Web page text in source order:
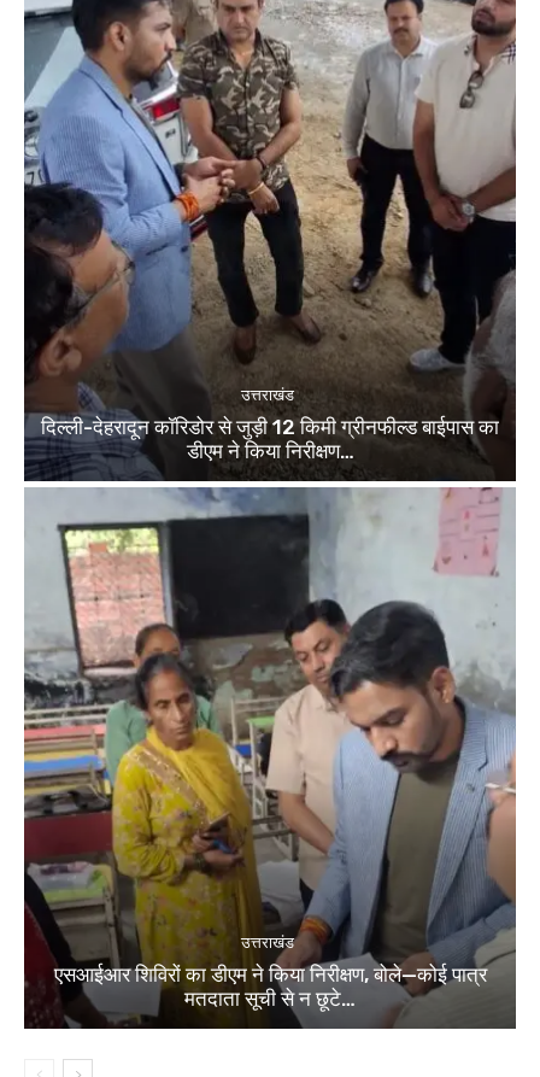
उत्तराखंड
दिल्ली-देहरादून कॉरिडोर से जुड़ी 12 किमी ग्रीनफील्ड बाईपास का
डीएम ने किया निरीक्षण…
उत्तराखंड
एसआईआर शिविरों का डीएम ने किया निरीक्षण, बोले—कोई पात्र
मतदाता सूची से न छूटे…